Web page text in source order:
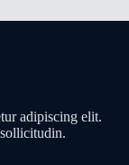
adipiscing elit.